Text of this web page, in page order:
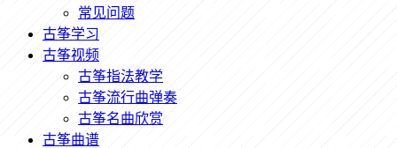
常见问题
古筝学习
古筝视频
古筝指法教学
古筝流行曲弹奏
古筝名曲欣赏
古筝曲谱